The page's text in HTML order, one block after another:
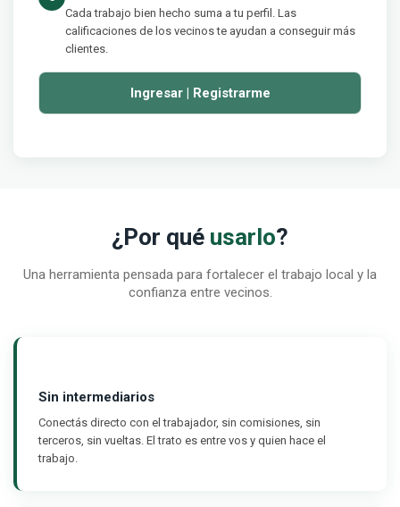
Cada trabajo bien hecho suma a tu perfil. Las
calificaciones de los vecinos te ayudan a conseguir más
clientes.
Ingresar | Registrarme
¿Por qué usarlo?
Una herramienta pensada para fortalecer el trabajo local y la
confianza entre vecinos.
Sin intermediarios
Conectás directo con el trabajador, sin comisiones, sin
terceros, sin vueltas. El trato es entre vos y quien hace el
trabajo.